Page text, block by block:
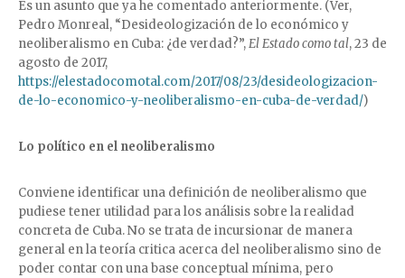
Es un asunto que ya he comentado anteriormente. (Ver,
Pedro Monreal, “Desideologización de lo económico y
neoliberalismo en Cuba: ¿de verdad?”,El Estado como tal, 23 de
agosto de 2017,
https://elestadocomotal.com/2017/08/23/desideologizacion-
de-lo-economico-y-neoliberalismo-en-cuba-de-verdad/)
Lo político en el neoliberalismo
Conviene identificar una definición de neoliberalismo que
pudiese tener utilidad para los análisis sobre la realidad
concreta de Cuba. No se trata de incursionar de manera
general en la teoría critica acerca del neoliberalismo sino de
poder contar con una base conceptual mínima, pero